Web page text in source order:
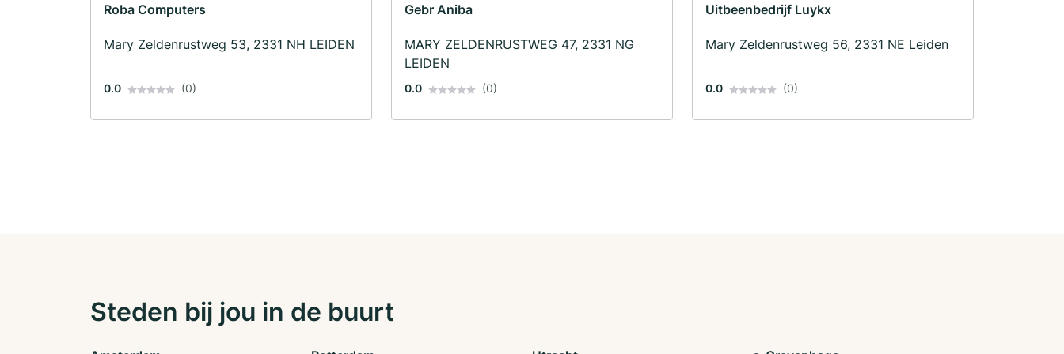
Roba Computers
Mary Zeldenrustweg 53, 2331 NH LEIDEN
0.0 (0)
Gebr Aniba
MARY ZELDENRUSTWEG 47, 2331 NG
LEIDEN
0.0 (0)
Uitbeenbedrijf Luykx
Mary Zeldenrustweg 56, 2331 NE Leiden
0.0 (0)
Steden bij jou in de buurt